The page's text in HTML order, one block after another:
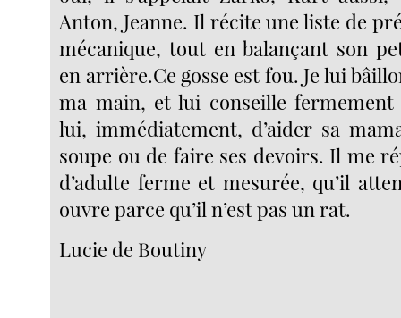
Anton, Jeanne. Il récite une liste de
mécanique, tout en balançant son
en arrière.Ce gosse est fou. Je lui
ma main, et lui conseille
lui, immédiatement, d’aider sa
soupe ou de faire ses devoirs. Il me
d’adulte ferme et mesurée, qu’il
ouvre parce qu’il n’est pas un rat.
Lucie de Boutiny